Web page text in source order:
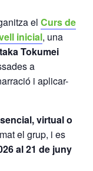
el Curs de
inicial, una
Tokumei
a
i aplicar-
virtual o
el grup, i es
al 21 de juny